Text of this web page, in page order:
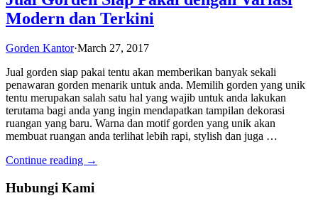
Modern dan Terkini
Gorden Kantor·March 27, 2017
Jual gorden siap pakai tentu akan memberikan banyak sekali
penawaran gorden menarik untuk anda. Memilih gorden yang unik
tentu merupakan salah satu hal yang wajib untuk anda lakukan
terutama bagi anda yang ingin mendapatkan tampilan dekorasi
ruangan yang baru. Warna dan motif gorden yang unik akan
membuat ruangan anda terlihat lebih rapi, stylish dan juga …
Continue reading →
Hubungi Kami